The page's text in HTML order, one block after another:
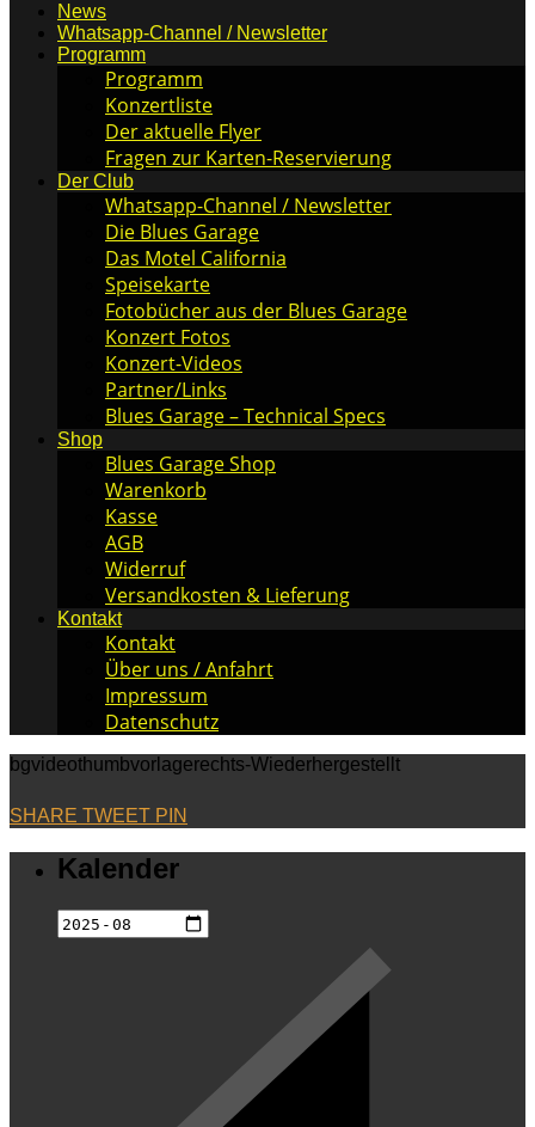
News
Whatsapp-Channel / Newsletter
Programm
Programm
Konzertliste
Der aktuelle Flyer
Fragen zur Karten-Reservierung
Der Club
Whatsapp-Channel / Newsletter
Die Blues Garage
Das Motel California
Speisekarte
Fotobücher aus der Blues Garage
Konzert Fotos
Konzert-Videos
Partner/Links
Blues Garage – Technical Specs
Shop
Blues Garage Shop
Warenkorb
Kasse
AGB
Widerruf
Versandkosten & Lieferung
Kontakt
Kontakt
Über uns / Anfahrt
Impressum
Datenschutz
bgvideothumbvorlagerechts-Wiederhergestellt
SHARE TWEET PIN
Kalender